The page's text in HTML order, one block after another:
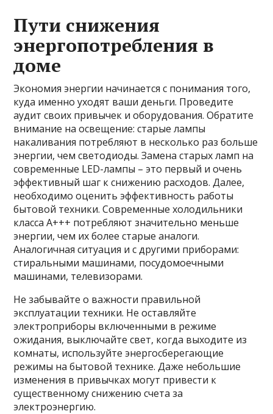
Пути снижения
энергопотребления в
доме
Экономия энергии начинается с понимания того,
куда именно уходят ваши деньги. Проведите
аудит своих привычек и оборудования. Обратите
внимание на освещение: старые лампы
накаливания потребляют в несколько раз больше
энергии, чем светодиоды. Замена старых ламп на
современные LED-лампы – это первый и очень
эффективный шаг к снижению расходов. Далее,
необходимо оценить эффективность работы
бытовой техники. Современные холодильники
класса А+++ потребляют значительно меньше
энергии, чем их более старые аналоги.
Аналогичная ситуация и с другими приборами:
стиральными машинами, посудомоечными
машинами, телевизорами.
Не забывайте о важности правильной
эксплуатации техники. Не оставляйте
электроприборы включенными в режиме
ожидания, выключайте свет, когда выходите из
комнаты, используйте энергосберегающие
режимы на бытовой технике. Даже небольшие
изменения в привычках могут привести к
существенному снижению счета за
электроэнергию.